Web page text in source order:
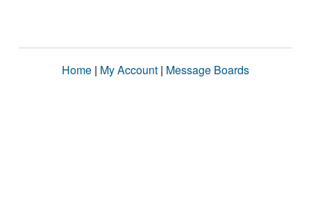
Home | My Account | Message Boards